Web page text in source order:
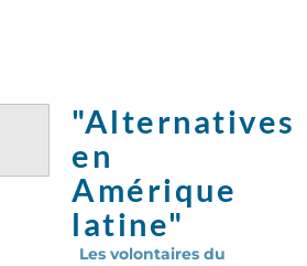
"Alternatives
en
Amérique
latine"
Les volontaires du